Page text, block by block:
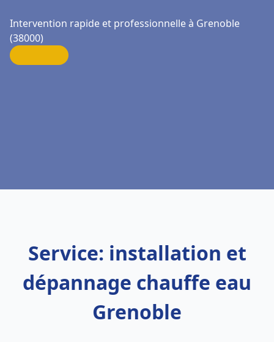
Intervention rapide et professionnelle à Grenoble
(38000)
Service: installation et
dépannage chauffe eau
Grenoble